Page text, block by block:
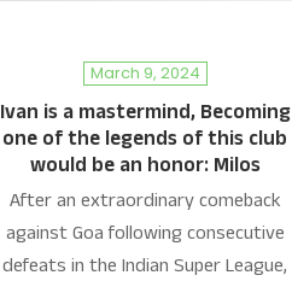
March 9, 2024
Ivan is a mastermind, Becoming
one of the legends of this club
would be an honor: Milos
After an extraordinary comeback
against Goa following consecutive
defeats in the Indian Super League,